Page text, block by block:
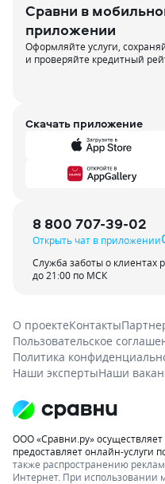
Сравни в
приложении
Оформляйте услуги,
и проверяйте кредитный
Скачать приложение
8 800 707-39-02
Открыть чат в приложении
Служба заботы о клиентах
до 21:00 по МСК
О проектеКонтакты
Пользовательское
Политика
Наши экспертыНаши
ООО «Сравни.ру» осуществляет
предоставляет онлайн-услуги
также распространению
Интернет. При использовании